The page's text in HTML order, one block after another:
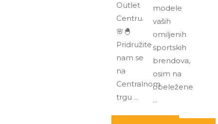
Outlet
Centru.
🌸🐣
Pridružite
nam se
na
Centralnom
trgu
modele
vaših
omiljenih
sportskih
brendova,
osim na
obeležene